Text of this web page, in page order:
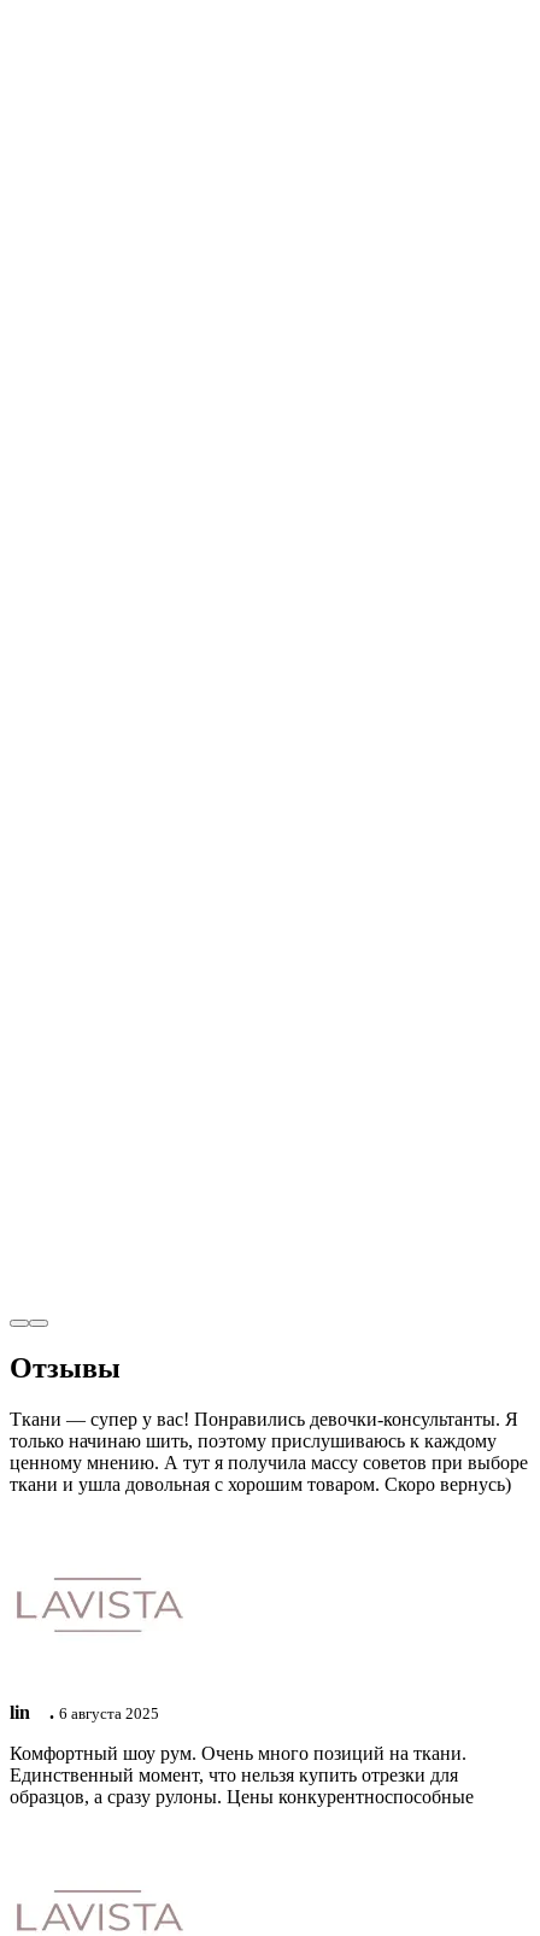
Отзывы
Ткани — супер у вас! Понравились девочки-консультанты. Я
только начинаю шить, поэтому прислушиваюсь к каждому
ценному мнению. А тут я получила массу советов при выборе
ткани и ушла довольная с хорошим товаром. Скоро вернусь)
lin ⠀. 6 августа 2025
Комфортный шоу рум. Очень много позиций на ткани.
Единственный момент, что нельзя купить отрезки для
образцов, а сразу рулоны. Цены конкурентноспособные